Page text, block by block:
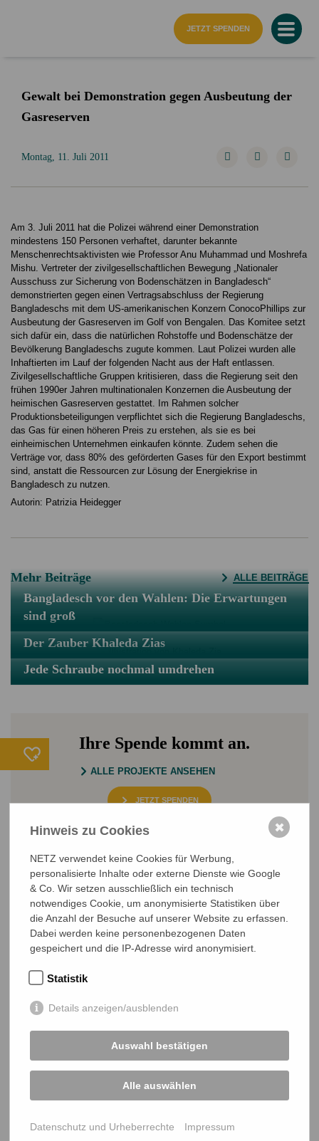
JETZT SPENDEN
Gewalt bei Demonstration gegen Ausbeutung der
Gasreserven
Montag, 11. Juli 2011
Am 3. Juli 2011 hat die Polizei während einer Demonstration
mindestens 150 Personen verhaftet, darunter bekannte
Menschenrechtsaktivisten wie Professor Anu Muhammad und Moshrefa
Mishu. Vertreter der zivilgesellschaftlichen Bewegung „Nationaler
Ausschuss zur Sicherung von Bodenschätzen in Bangladesch“
demonstrierten gegen einen Vertragsabschluss der Regierung
Bangladeschs mit dem US-amerikanischen Konzern ConocoPhillips zur
Ausbeutung der Gasreserven im Golf von Bengalen. Das Komitee setzt
sich dafür ein, dass die natürlichen Rohstoffe und Bodenschätze der
Bevölkerung Bangladeschs zugute kommen. Laut Polizei wurden alle
Inhaftierten im Lauf der folgenden Nacht aus der Haft entlassen.
Zivilgesellschaftliche Gruppen kritisieren, dass die Regierung seit den
frühen 1990er Jahren multinationalen Konzernen die Ausbeutung der
heimischen Gasreserven gestattet. Im Rahmen solcher
Produktionsbeteiligungen verpflichtet sich die Regierung Bangladeschs,
das Gas für einen höheren Preis zu erstehen, als sie es bei
einheimischen Unternehmen einkaufen könnte. Zudem sehen die
Verträge vor, dass 80% des geförderten Gases für den Export bestimmt
sind, anstatt die Ressourcen zur Lösung der Energiekrise in
Bangladesch zu nutzen.
Autorin: Patrizia Heidegger
Mehr Beiträge ALLE BEITRÄGE
Bangladesch vor den Wahlen: Die Erwartungen
sind groß
Der Zauber Khaleda Zias
Jede Schraube nochmal umdrehen
Ihre Spende kommt an.
ALLE PROJEKTE ANSEHEN
JETZT SPENDEN
Sichere SSL-Verbindung
NETZ Partnerschaft für Entwicklung und Gerechtigkeit e.V.
35390 Gießen
Telefon
0641 - 26 555 600
netz@bangladesch.org
Bangladesch-Portal
Hinweis zu Cookies
NETZ verwendet keine Cookies für Werbung,
personalisierte Inhalte oder externe Dienste wie Google
& Co. Wir setzen ausschließlich ein technisch
notwendiges Cookie, um anonymisierte Statistiken über
die Anzahl der Besuche auf unserer Website zu erfassen.
Dabei werden keine personenbezogenen Daten
gespeichert und die IP-Adresse wird anonymisiert.
Statistik
Details anzeigen/ausblenden
Auswahl bestätigen
Alle auswählen
Datenschutz und Urheberrechte Impressum
✖